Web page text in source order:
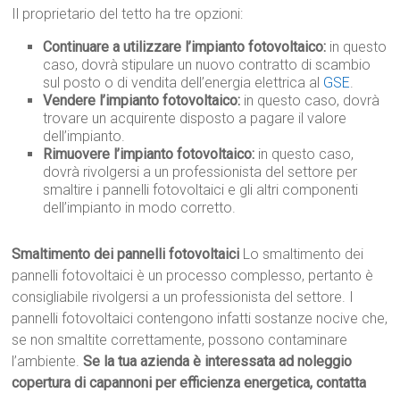
Il proprietario del tetto ha tre opzioni:
Continuare a utilizzare l’impianto fotovoltaico: in questo
caso, dovrà stipulare un nuovo contratto di scambio
sul posto o di vendita dell’energia elettrica al GSE.
Vendere l’impianto fotovoltaico: in questo caso, dovrà
trovare un acquirente disposto a pagare il valore
dell’impianto.
Rimuovere l’impianto fotovoltaico: in questo caso,
dovrà rivolgersi a un professionista del settore per
smaltire i pannelli fotovoltaici e gli altri componenti
dell’impianto in modo corretto.
Smaltimento dei pannelli fotovoltaici Lo smaltimento dei
pannelli fotovoltaici è un processo complesso, pertanto è
consigliabile rivolgersi a un professionista del settore. I
pannelli fotovoltaici contengono infatti sostanze nocive che,
se non smaltite correttamente, possono contaminare
l’ambiente.Se la tua azienda è interessata ad noleggio
copertura di capannoni per efficienza energetica, contatta